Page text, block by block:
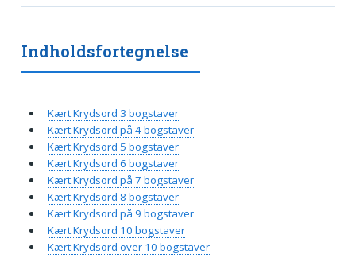
Indholdsfortegnelse
Kært Krydsord 3 bogstaver
Kært Krydsord på 4 bogstaver
Kært Krydsord 5 bogstaver
Kært Krydsord 6 bogstaver
Kært Krydsord på 7 bogstaver
Kært Krydsord 8 bogstaver
Kært Krydsord på 9 bogstaver
Kært Krydsord 10 bogstaver
Kært Krydsord over 10 bogstaver